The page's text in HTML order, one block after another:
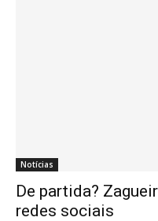
Notícias
De partida?
redes sociais